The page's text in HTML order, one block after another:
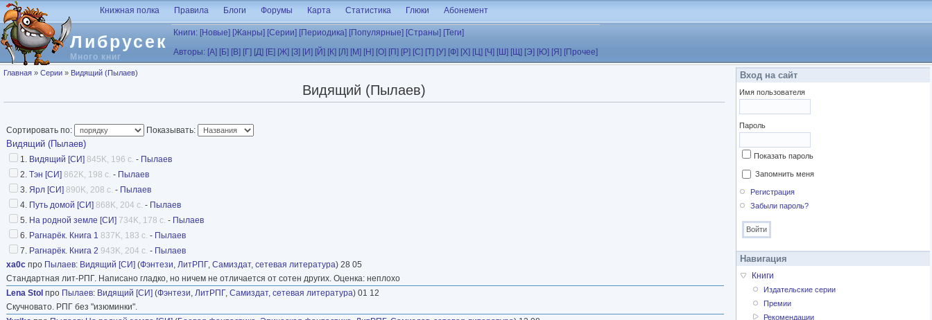
Перейти к основному содержанию
Либрусек
Много книг
Книжная полка Правила Блоги Форумы Карта Статистика Глюки Абонемент
Книги: [Новые] [Жанры] [Серии] [Периодика] [Популярные] [Страны] [Теги]
Авторы: [А] [Б] [В] [Г] [Д] [Е] [Ж] [З] [И] [Й] [К] [Л] [М] [Н] [О] [П] [Р] [С] [Т] [У] [Ф] [Х] [Ц] [Ч] [Ш] [Щ] [Э] [Ю] [Я] [Прочее]
Вы здесь
Главная » Серии » Видящий (Пылаев)
Видящий (Пылаев)
Сортировать по: Показывать:
Видящий (Пылаев)
1. Видящий [СИ] 845K, 196 с. - Пылаев
2. Тэн [СИ] 862K, 198 с. - Пылаев
3. Ярл [СИ] 890K, 208 с. - Пылаев
4. Путь домой [СИ] 868K, 204 с. - Пылаев
5. На родной земле [СИ] 734K, 178 с. - Пылаев
6. Рагнарёк. Книга 1 837K, 183 с. - Пылаев
7. Рагнарёк. Книга 2 943K, 204 с. - Пылаев
xa0c про Пылаев: Видящий [СИ] (Фэнтези, ЛитРПГ, Самиздат, сетевая литература) 28 05
Стандартная лит-РПГ. Написано гладко, но ничем не отличается от сотен других. Оценка: неплохо
Lena Stol про Пылаев: Видящий [СИ] (Фэнтези, ЛитРПГ, Самиздат, сетевая литература) 01 12
Скучновато. РПГ без "изюминки".
Вход на сайт
Имя пользователя
Пароль
Показать пароль
Запомнить меня
Регистрация
Забыли пароль?
Навигация
Книги
Издательские серии
Премии
Рекомендации